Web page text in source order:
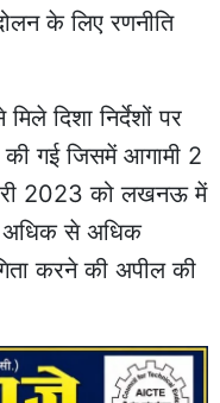
के लिए रणनीति
दिशा निर्देशों पर
की गई जिसमें आगामी 2
2023 को लखनऊ में
अधिक से अधिक
करने की अपील की